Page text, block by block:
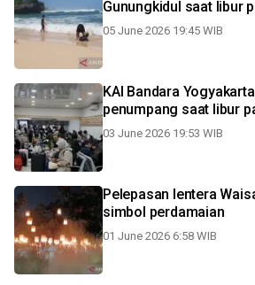
Gunungkidul saat libur
05 June 2026 19:45 WIB
KAI Bandara
penumpang saat libur
03 June 2026 19:53 WIB
Pelepasan lentera
simbol perdamaian
01 June 2026 6:58 WIB